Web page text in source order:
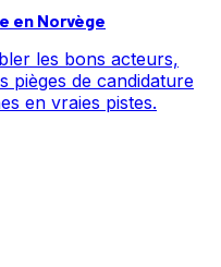
en Norvège
les bons acteurs,
pièges de candidature
en vraies pistes.